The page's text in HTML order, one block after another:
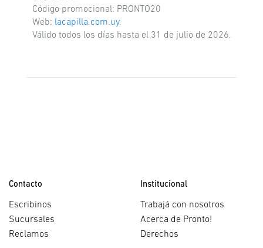
Código promocional: PRONTO20
Web: lacapilla.com.uy.
Válido todos los días hasta el 31 de julio de 2026.
Contacto
Escribinos
Sucursales
Reclamos
Institucional
Trabajá con nosotros
Acerca de Pronto!
Derechos